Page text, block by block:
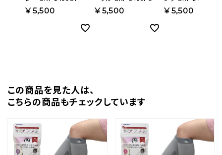
【KA】
¥5,500
【KA】
¥5,500
【KA】
¥5,500
この商品を⾒た⼈は、
こちらの商品もチェックしています